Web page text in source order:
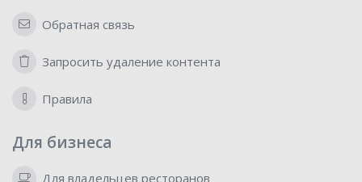
Обратная связь
Запросить удаление контента
Правила
Для бизнеса
Для владельцев ресторанов